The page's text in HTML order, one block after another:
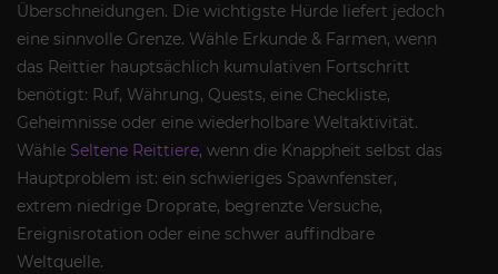
Überschneidungen. Die wichtigste Hürde liefert jedoch
eine sinnvolle Grenze. Wähle Erkunde & Farmen, wenn
das Reittier hauptsächlich kumulativen Fortschritt
benötigt: Ruf, Währung, Quests, eine Checkliste,
Geheimnisse oder eine wiederholbare Weltaktivität.
Wähle Seltene Reittiere, wenn die Knappheit selbst das
Hauptproblem ist: ein schwieriges Spawnfenster,
extrem niedrige Droprate, begrenzte Versuche,
Ereignisrotation oder eine schwer auffindbare
Weltquelle.